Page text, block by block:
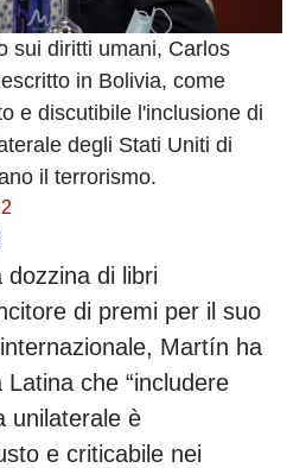
sui diritti umani, Carlos
in Bolivia, come
e discutibile l'inclusione di
degli Stati Uniti di
il terrorismo.
di libri
di premi per il suo
Martín ha
che “includere
unilaterale è
e criticabile nei